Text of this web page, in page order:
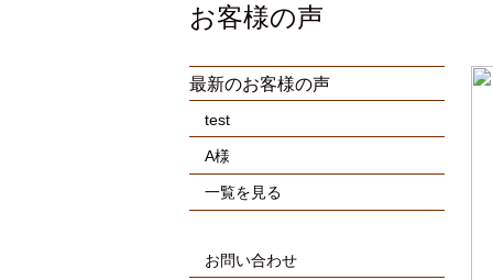
お客様の声
最新のお客様の声
test
A様
一覧を見る
お問い合わせ